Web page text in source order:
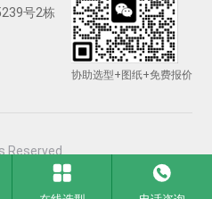
号2栋
协助选型+图纸+免费报价
Reserved
-6